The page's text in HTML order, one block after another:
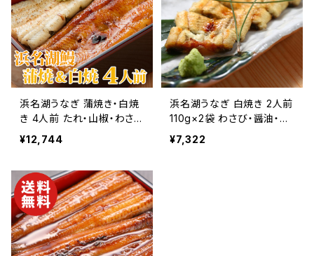
浜名湖うなぎ 蒲焼き・白焼
き 4人前 たれ・山椒・わさ
び・醤油・吸い物付き【国産
鰻】【静岡県浜松産】【送料
り物 贈答品 誕生日 お祝い
内祝い 結婚祝い 出産祝い
快気祝い 景品】【父の日 お
中元】
¥12,744
浜名湖うなぎ 白焼き 2人前
110g×2袋 わさび・醤油・吸
い物付き【国産鰻】【静岡県
浜松産】【送料無料】【ギフト
¥7,322